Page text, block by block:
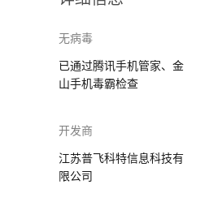
无病毒
已通过腾讯手机管家、金
山手机毒霸检查
开发商
江苏普飞科特信息科技有
限公司